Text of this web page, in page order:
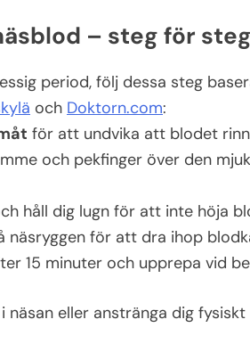
– steg för steg
period, följ dessa steg
och Doktorn.com:
för att undvika att blodet
och pekfinger över den
håll dig lugn för att inte höja
näsryggen för att dra ihop
15 minuter och upprepa vid
näsan eller anstränga dig